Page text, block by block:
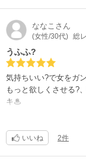
ななこ さん
(女性/30代) 総
うふふ?
気持ちいい?で女をガ
もっと欲しくさせる?
キ♨
いいね 2件